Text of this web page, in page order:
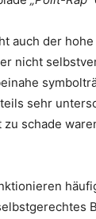
auch der
nicht
sehr
schade